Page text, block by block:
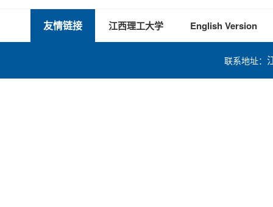
友情链接 江西理工大学 English Version
联系地址：